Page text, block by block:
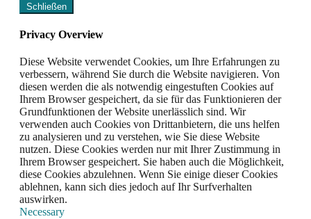
Schließen
Privacy Overview
Diese Website verwendet Cookies, um Ihre Erfahrungen zu
verbessern, während Sie durch die Website navigieren. Von
diesen werden die als notwendig eingestuften Cookies auf
Ihrem Browser gespeichert, da sie für das Funktionieren der
Grundfunktionen der Website unerlässlich sind. Wir
verwenden auch Cookies von Drittanbietern, die uns helfen
zu analysieren und zu verstehen, wie Sie diese Website
nutzen. Diese Cookies werden nur mit Ihrer Zustimmung in
Ihrem Browser gespeichert. Sie haben auch die Möglichkeit,
diese Cookies abzulehnen. Wenn Sie einige dieser Cookies
ablehnen, kann sich dies jedoch auf Ihr Surfverhalten
auswirken.
Necessary